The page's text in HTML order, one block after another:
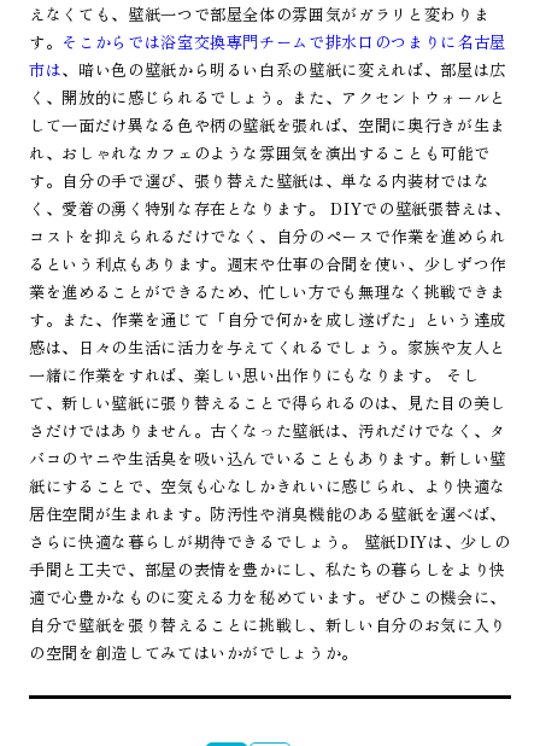
えなくても、壁紙一つで部屋全体の雰囲気がガラリと変わりま
す。 そこからでは浴室交換専門チームで排水口のつまりに名古屋
市は、暗い色の壁紙から明るい白系の壁紙に変えれば、部屋は広
く、開放的に感じられるでしょう。また、アクセントウォールと
して一面だけ異なる色や柄の壁紙を張れば、空間に奥行きが生ま
れ、おしゃれなカフェのような雰囲気を演出することも可能で
す。自分の手で選び、張り替えた壁紙は、単なる内装材ではな
く、愛着の湧く特別な存在となります。 DIYでの壁紙張替えは、
コストを抑えられるだけでなく、自分のペースで作業を進められ
るという利点もあります。週末や仕事の合間を使い、少しずつ作
業を進めることができるため、忙しい方でも無理なく挑戦できま
す。また、作業を通じて「自分で何かを成し遂げた」という達成
感は、日々の生活に活力を与えてくれるでしょう。家族や友人と
一緒に作業をすれば、楽しい思い出作りにもなります。 そし
て、新しい壁紙に張り替えることで得られるのは、見た目の美し
さだけではありません。古くなった壁紙は、汚れだけでなく、タ
バコのヤニや生活臭を吸い込んでいることもあります。新しい壁
紙にすることで、空気も心なしかきれいに感じられ、より快適な
居住空間が生まれます。防汚性や消臭機能のある壁紙を選べば、
さらに快適な暮らしが期待できるでしょう。 壁紙DIYは、少しの
手間と工夫で、部屋の表情を豊かにし、私たちの暮らしをより快
適で心豊かなものに変える力を秘めています。ぜひこの機会に、
自分で壁紙を張り替えることに挑戦し、新しい自分のお気に入り
の空間を創造してみてはいかがでしょうか。